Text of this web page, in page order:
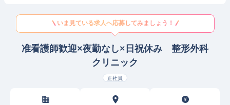
いま見ている求人へ応募してみましょう！
准看護師歓迎×夜勤なし×日祝休み 整形外科
クリニック
正社員